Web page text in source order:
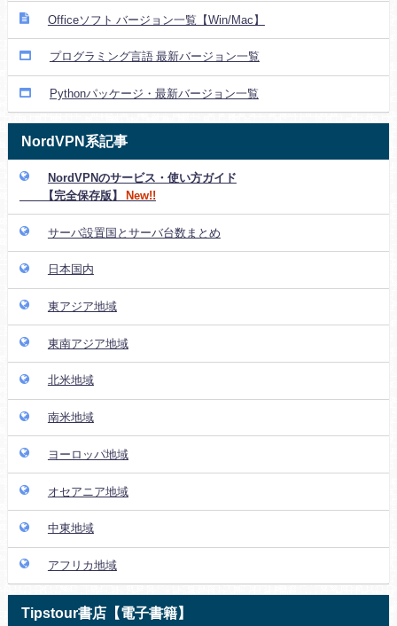
Officeソフト バージョン一覧【Win/Mac】
プログラミング言語 最新バージョン一覧
Pythonパッケージ・最新バージョン一覧
NordVPN系記事
NordVPNのサービス・使い方ガイド
【完全保存版】
New!!
サーバ設置国とサーバ台数まとめ
日本国内
東アジア地域
東南アジア地域
北米地域
南米地域
ヨーロッパ地域
オセアニア地域
中東地域
アフリカ地域
Tipstour書店【電子書籍】